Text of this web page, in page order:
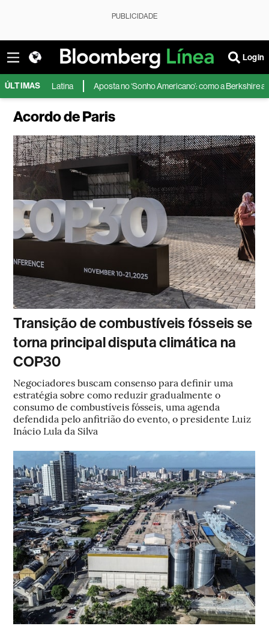
PUBLICIDADE
Login
ÚLTIMAS
Latina Aposta no ‘Sonho Americano’: como a Berkshire amplia a
Acordo de Paris
Transição de combustíveis fósseis se
torna principal disputa climática na
COP30
Negociadores buscam consenso para definir uma
estratégia sobre como reduzir gradualmente o
consumo de combustíveis fósseis, uma agenda
defendida pelo anfitrião do evento, o presidente Luiz
Inácio Lula da Silva